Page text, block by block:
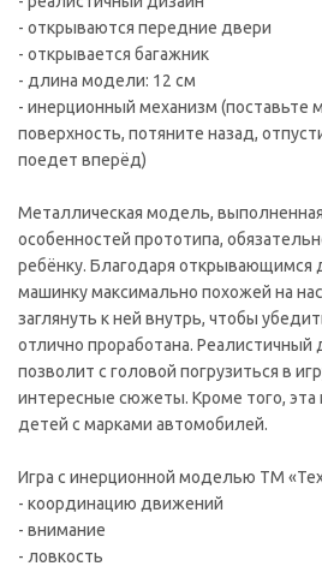
- открываются передние двери
- открывается багажник
- длина модели: 12 см
- инерционный механизм (поставьте
поверхность, потяните назад,
поедет вперёд)
Металлическая модель,
особенностей прототипа,
ребёнку. Благодаря
машинку максимально похожей на
заглянуть к ней внутрь, чтобы
отлично проработана.
позволит с головой погрузиться в
интересные сюжеты. Кроме того, эта
детей с марками автомобилей.
Игра с инерционной моделью ТМ
- координацию движений
- внимание
- ловкость